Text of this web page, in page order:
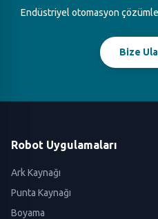
Endüstriyel otomasyon
Bize
Robot Uygulamaları
Ark Kaynağı
Punta Kaynağı
Boyama